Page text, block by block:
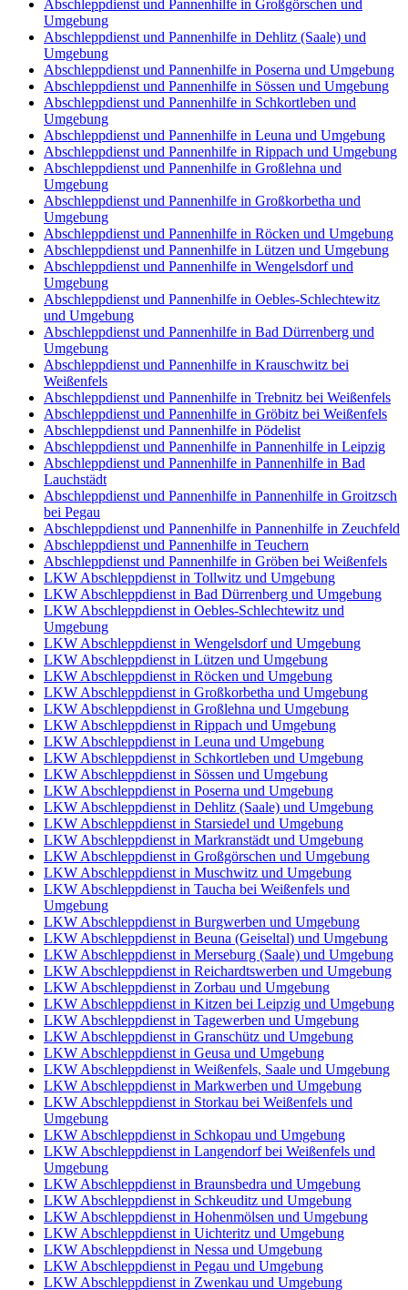
Abschleppdienst und Pannenhilfe in Großgörschen und
Umgebung
Abschleppdienst und Pannenhilfe in Dehlitz (Saale) und
Umgebung
Abschleppdienst und Pannenhilfe in Poserna und Umgebung
Abschleppdienst und Pannenhilfe in Sössen und Umgebung
Abschleppdienst und Pannenhilfe in Schkortleben und
Umgebung
Abschleppdienst und Pannenhilfe in Leuna und Umgebung
Abschleppdienst und Pannenhilfe in Rippach und Umgebung
Abschleppdienst und Pannenhilfe in Großlehna und
Umgebung
Abschleppdienst und Pannenhilfe in Großkorbetha und
Umgebung
Abschleppdienst und Pannenhilfe in Röcken und Umgebung
Abschleppdienst und Pannenhilfe in Lützen und Umgebung
Abschleppdienst und Pannenhilfe in Wengelsdorf und
Umgebung
Abschleppdienst und Pannenhilfe in Oebles-Schlechtewitz
und Umgebung
Abschleppdienst und Pannenhilfe in Bad Dürrenberg und
Umgebung
Abschleppdienst und Pannenhilfe in Krauschwitz bei
Weißenfels
Abschleppdienst und Pannenhilfe in Trebnitz bei Weißenfels
Abschleppdienst und Pannenhilfe in Gröbitz bei Weißenfels
Abschleppdienst und Pannenhilfe in Pödelist
Abschleppdienst und Pannenhilfe in Pannenhilfe in Leipzig
Abschleppdienst und Pannenhilfe in Pannenhilfe in Bad
Lauchstädt
Abschleppdienst und Pannenhilfe in Pannenhilfe in Groitzsch
bei Pegau
Abschleppdienst und Pannenhilfe in Pannenhilfe in Zeuchfeld
Abschleppdienst und Pannenhilfe in Teuchern
Abschleppdienst und Pannenhilfe in Gröben bei Weißenfels
LKW Abschleppdienst in Tollwitz und Umgebung
LKW Abschleppdienst in Bad Dürrenberg und Umgebung
LKW Abschleppdienst in Oebles-Schlechtewitz und
Umgebung
LKW Abschleppdienst in Wengelsdorf und Umgebung
LKW Abschleppdienst in Lützen und Umgebung
LKW Abschleppdienst in Röcken und Umgebung
LKW Abschleppdienst in Großkorbetha und Umgebung
LKW Abschleppdienst in Großlehna und Umgebung
LKW Abschleppdienst in Rippach und Umgebung
LKW Abschleppdienst in Leuna und Umgebung
LKW Abschleppdienst in Schkortleben und Umgebung
LKW Abschleppdienst in Sössen und Umgebung
LKW Abschleppdienst in Poserna und Umgebung
LKW Abschleppdienst in Dehlitz (Saale) und Umgebung
LKW Abschleppdienst in Starsiedel und Umgebung
LKW Abschleppdienst in Markranstädt und Umgebung
LKW Abschleppdienst in Großgörschen und Umgebung
LKW Abschleppdienst in Muschwitz und Umgebung
LKW Abschleppdienst in Taucha bei Weißenfels und
Umgebung
LKW Abschleppdienst in Burgwerben und Umgebung
LKW Abschleppdienst in Beuna (Geiseltal) und Umgebung
LKW Abschleppdienst in Merseburg (Saale) und Umgebung
LKW Abschleppdienst in Reichardtswerben und Umgebung
LKW Abschleppdienst in Zorbau und Umgebung
LKW Abschleppdienst in Kitzen bei Leipzig und Umgebung
LKW Abschleppdienst in Tagewerben und Umgebung
LKW Abschleppdienst in Granschütz und Umgebung
LKW Abschleppdienst in Geusa und Umgebung
LKW Abschleppdienst in Weißenfels, Saale und Umgebung
LKW Abschleppdienst in Markwerben und Umgebung
LKW Abschleppdienst in Storkau bei Weißenfels und
Umgebung
LKW Abschleppdienst in Schkopau und Umgebung
LKW Abschleppdienst in Langendorf bei Weißenfels und
Umgebung
LKW Abschleppdienst in Braunsbedra und Umgebung
LKW Abschleppdienst in Schkeuditz und Umgebung
LKW Abschleppdienst in Hohenmölsen und Umgebung
LKW Abschleppdienst in Uichteritz und Umgebung
LKW Abschleppdienst in Nessa und Umgebung
LKW Abschleppdienst in Pegau und Umgebung
LKW Abschleppdienst in Zwenkau und Umgebung